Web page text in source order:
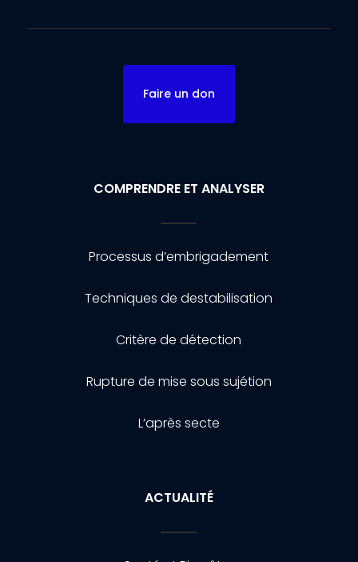
Faire un don
COMPRENDRE ET ANALYSER
Processus d’embrigadement
Techniques de destabilisation
Critère de détection
Rupture de mise sous sujétion
L’après secte
ACTUALITÉ